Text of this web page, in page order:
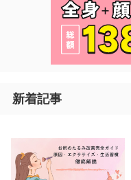
新着記事